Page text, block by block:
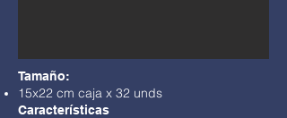
Tamaño:
15x22 cm caja x 32 unds
Características